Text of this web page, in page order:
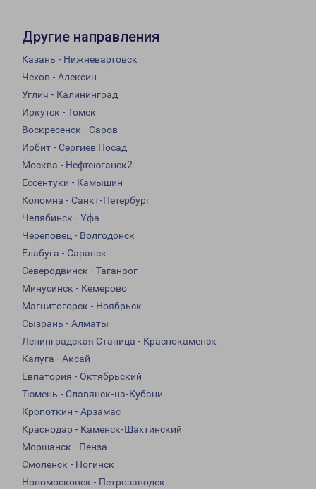
Другие направления
Казань - Нижневартовск
Чехов - Алексин
Углич - Калининград
Иркутск - Томск
Воскресенск - Саров
Ирбит - Сергиев Посад
Москва - Нефтеюганск2
Ессентуки - Камышин
Коломна - Санкт-Петербург
Челябинск - Уфа
Череповец - Волгодонск
Елабуга - Саранск
Северодвинск - Таганрог
Минусинск - Кемерово
Магнитогорск - Ноябрьск
Сызрань - Алматы
Ленинградская Станица - Краснокаменск
Калуга - Аксай
Евпатория - Октябрьский
Тюмень - Славянск-на-Кубани
Кропоткин - Арзамас
Краснодар - Каменск-Шахтинский
Моршанск - Пенза
Смоленск - Ногинск
Новомосковск - Петрозаводск